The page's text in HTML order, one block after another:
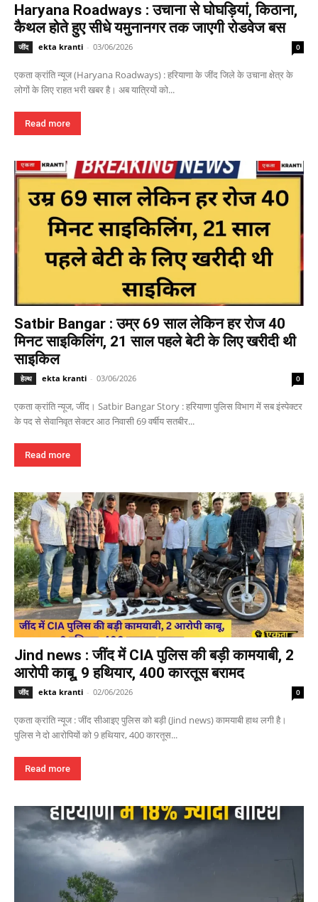
Haryana Roadways : उचाना से घोघड़ियां, किठाना,
कैथल होते हुए सीधे यमुनानगर तक जाएगी रोडवेज बस
जींद ekta kranti - 03/06/2026 0
एकता क्रांति न्यूज (Haryana Roadways) : हरियाणा के जींद जिले के उचाना क्षेत्र के
लोगों के लिए राहत भरी खबर है। अब यात्रियों को...
Read more
Satbir Bangar : उम्र 69 साल लेकिन हर रोज 40
मिनट साइकिलिंग, 21 साल पहले बेटी के लिए खरीदी थी
साइकिल
हेल्थ ekta kranti - 03/06/2026 0
एकता क्रांति न्यूज, जींद। Satbir Bangar Story : हरियाणा पुलिस विभाग में सब इंस्पेक्टर
के पद से सेवानिवृत सेक्टर आठ निवासी 69 वर्षीय सतबीर...
Read more
Jind news : जींद में CIA पुलिस की बड़ी कामयाबी, 2
आरोपी काबू, 9 हथियार, 400 कारतूस बरामद
जींद ekta kranti - 02/06/2026 0
एकता क्रांति न्यूज : जींद सीआइए पुलिस को बड़ी (Jind news) कामयाबी हाथ लगी है।
पुलिस ने दो आरोपियों को 9 हथियार, 400 कारतूस...
Read more